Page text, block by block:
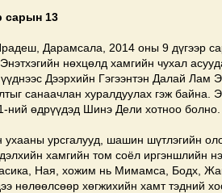
сарын 13
Дарамсала, 2014 оны 9 дүгээр
нөхцөлд хамгийн чухал
Дээрхийн Гэгээнтэн Далай Лам
санаачлан хуралдуулах гэж байна.
ний өдрүүдэд Шинэ Дели хотноо болно.
ухааны урсгалууд, шашин шүтлэгийн
хамгийн том соёл иргэншлийн
Ная, хожим нь Мимамса, Бодх,
нөлөөлсөөр хөгжихийн хамт тэдний